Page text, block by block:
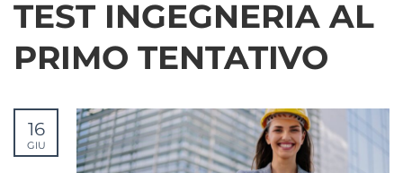
TEST INGEGNERIA AL
PRIMO TENTATIVO
16
GIU